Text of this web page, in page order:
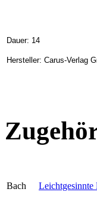
Dauer: 14
Hersteller: Carus-Verlag
Bach Leichtgesinnte